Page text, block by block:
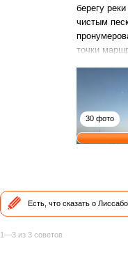
берегу
чистым
точки
30 фото
Есть, что сказать о
1—3 из 3 советов